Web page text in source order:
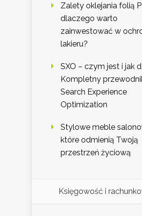
Zalety oklejania folią
dlaczego warto
zainwestować w
lakieru?
SXO – czym jest i jak
Kompletny
Search Experience
Optimization
Stylowe meble
które odmienią Twoją
przestrzeń życiową
Księgowość i